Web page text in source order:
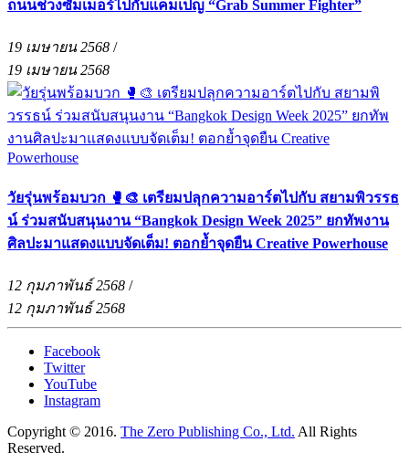
ถนนช่วงซัมเมอร์ไปกับแคมเปญ “Grab Summer Fighter”
19 เมษายน 2568 /
19 เมษายน 2568
วัยรุ่นพร้อมบวก 🥊🎨 เตรียมปลุกความอาร์ตไปกับ สยามพิวรรธ
น์ ร่วมสนับสนุนงาน “Bangkok Design Week 2025” ยกทัพงาน
ศิลปะมาแสดงแบบจัดเต็ม! ตอกย้ำจุดยืน Creative Powerhouse
12 กุมภาพันธ์ 2568 /
12 กุมภาพันธ์ 2568
Facebook
Twitter
YouTube
Instagram
Copyright © 2016. The Zero Publishing Co., Ltd. All Rights
Reserved.